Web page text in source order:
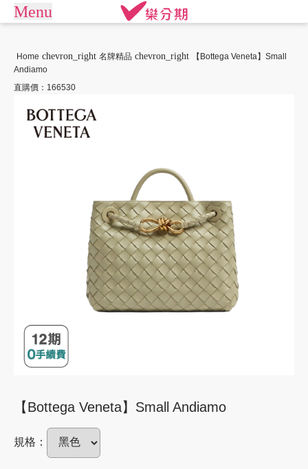
Menu
商用桌機/筆電
生活家電
珠寶飾品
活動專區
客訂專區 機車專區
大型家電 禮券專區
商店街
訂單查詢/繳款
Home chevron_right 名牌精品 chevron_right
【Bottega Veneta】Small
Andiamo
直購價：166530
【Bottega Veneta】Small Andiamo
規格：